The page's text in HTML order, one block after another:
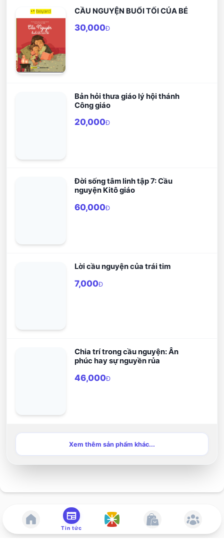
CẦU NGUYỆN BUỔI TỐI CỦA BÉ
30,000Đ
Bản hỏi thưa giáo lý hội thánh
Công giáo
20,000Đ
Đời sống tâm linh tập 7: Cầu
nguyện Kitô giáo
60,000Đ
Lời cầu nguyện của trái tim
7,000Đ
Chia trí trong cầu nguyện: Ân
phúc hay sự nguyền rủa
46,000Đ
Xem thêm sản phẩm khác...
Tin tức